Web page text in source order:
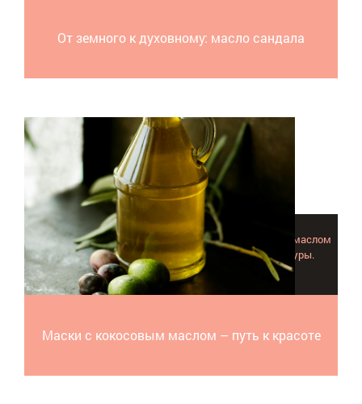
От земного к духовному: масло сандала
Маски с кокосовым маслом – путь к красоте
Благодаря уникальному составу маски с кокосовым маслом
вполне могут заменить дорогие салонные процедуры.
Выберите подходящую для вас!